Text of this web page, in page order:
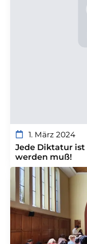
1. März 2024
Jede Diktatur ist
werden muß!